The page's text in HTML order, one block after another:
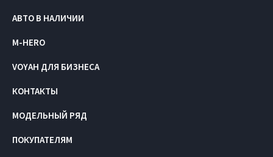
АВТО В НАЛИЧИИ
M-HERO
VOYAH ДЛЯ БИЗНЕСА
КОНТАКТЫ
МОДЕЛЬНЫЙ РЯД
ПОКУПАТЕЛЯМ